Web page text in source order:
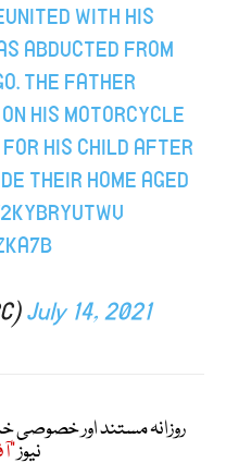
WITH HIS
ABDUCTED FROM
THE FATHER
HIS MOTORCYCLE
HIS CHILD AFTER
THEIR HOME AGED
July 14, 2021
روزانہ مستند اور
نیوز